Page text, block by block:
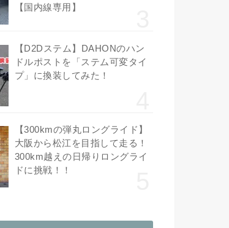
【国内線専用】
【D2Dステム】DAHONのハン
ドルポストを「ステム可変タイ
プ」に換装してみた！
【300kmの弾丸ロングライド】
大阪から松江を目指して走る！
300km越えの日帰りロングライ
ドに挑戦！！